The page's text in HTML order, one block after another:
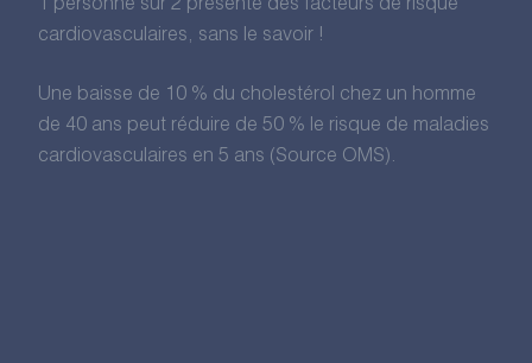
1 personne sur 2 présente des facteurs de risque
cardiovasculaires, sans le savoir !
Une baisse de 10 % du cholestérol chez un homme
de 40 ans peut réduire de 50 % le risque de maladies
cardiovasculaires en 5 ans (Source OMS).